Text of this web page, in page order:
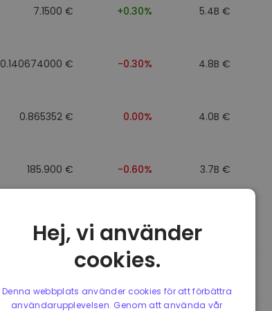
7.1500 € +0.30% 5.4B €
0.140674000 € -0.30% 4.8B €
0.865352 € 0.00% 4.0B €
185.900 € -0.60% 3.7B €
0.864784 € 0.00%
Hej, vi använder
cookies.
Denna webbplats använder cookies för att förbättra
användarupplevelsen. Genom att använda vår